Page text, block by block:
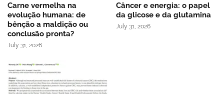
Carne vermelha na
evolução humana: de
bênção a maldição ou
conclusão pronta?
July 31, 2026
Câncer e energia: o papel
da glicose e da glutamina
July 31, 2026